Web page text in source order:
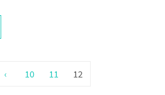
‹ 10 11 12